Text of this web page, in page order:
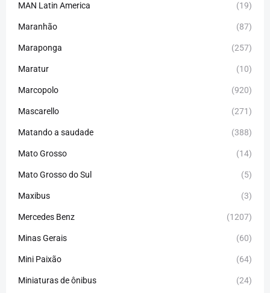
MAN Latin America (19)
Maranhão (87)
Maraponga (257)
Maratur (10)
Marcopolo (920)
Mascarello (271)
Matando a saudade (388)
Mato Grosso (14)
Mato Grosso do Sul (5)
Maxibus (3)
Mercedes Benz (1207)
Minas Gerais (60)
Mini Paixão (64)
Miniaturas de ônibus (24)